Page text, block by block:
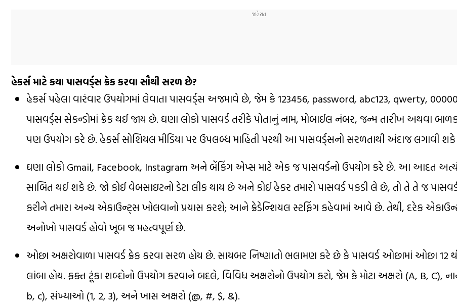
હેકર્સ માટે કયા પાસવર્ડ્સ ક્રેક કરવા સૌથી સરળ છે?
હેકર્સ પહેલા વારંવાર ઉપયોગમાં લેવાતા પાસવર્ડ્સ અજમાવે છે, જેમ કે 123456, password, abc123, qwerty,
પાસવર્ડ્સ સેકન્ડોમાં ક્રેક થઈ જાય છે. ઘણા લોકો પાસવર્ડ તરીકે પોતાનું નામ, મોબાઈલ નંબર, જન્મ તારીખ અથવા
પણ ઉપયોગ કરે છે. હેકર્સ સોશિયલ મીડિયા પર ઉપલબ્ધ માહિતી પરથી આ પાસવર્ડ્સનો સરળતાથી અંદાજ લગાવી
ઘણા લોકો Gmail, Facebook, Instagram અને બેંકિંગ એપ્સ માટે એક જ પાસવર્ડનો ઉપયોગ કરે છે. આ આદત
સાબિત થઈ શકે છે. જો કોઈ વેબસાઇટનો ડેટા લીક થાય છે અને કોઈ હેકર તમારો પાસવર્ડ પકડી લે છે, તો તે તે જ
કરીને તમારા અન્ય એકાઉન્ટ્સ ખોલવાનો પ્રયાસ કરશે; આને ક્રેડેન્શિયલ સ્ટફિંગ કહેવામાં આવે છે. તેથી, દરેક
અનોખો પાસવર્ડ હોવો ખૂબ જ મહત્વપૂર્ણ છે.
ઓછા અક્ષરોવાળા પાસવર્ડ ક્રેક કરવા સરળ હોય છે. સાયબર નિષ્ણાતો ભલામણ કરે છે કે પાસવર્ડ ઓછામાં ઓછા 12
લાંબા હોય. ફક્ત ટૂંકા શબ્દોનો ઉપયોગ કરવાને બદલે, વિવિધ અક્ષરોનો ઉપયોગ કરો, જેમ કે મોટા અક્ષરો (A, B, C),
b, c), સંખ્યાઓ (1, 2, 3), અને ખાસ અક્ષરો (@, #, $, &).